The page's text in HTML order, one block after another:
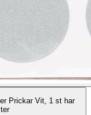
Prickar Vit, 1 st har